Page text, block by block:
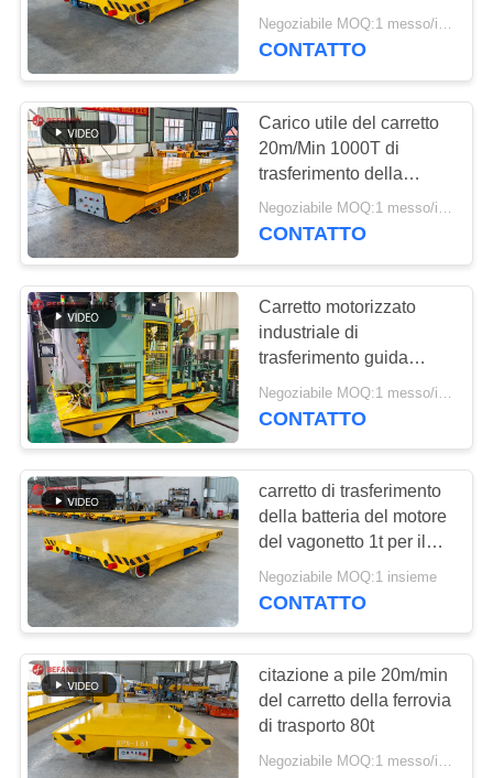
Carrello motorizzato
di trasferimento
84
Carretto elettrico di
trasferimento
Carretti materiali di
trasferimento
41
5t per lo spostamento di
marmo delle lastre
Negoziabile MOQ:1 messo/insiemi
CONTATTO
Carico utile del carretto
20m/Min 1000T di
trasferimento della
batteria della ferrovia
dell'officina
Negoziabile MOQ:1 messo/insiemi
CONTATTO
Carretto motorizzato
industriale di
trasferimento guida
ferrovia a pile
CONTATTO
carretto di trasferimento
della batteria del motore
del vagonetto 1t per il
maneggio del materiale
Negoziabile MOQ:1 insieme
CONTATTO
citazione a pile 20m/min
del carretto della ferrovia
di trasporto 80t
Negoziabile MOQ:1 messo/insiemi